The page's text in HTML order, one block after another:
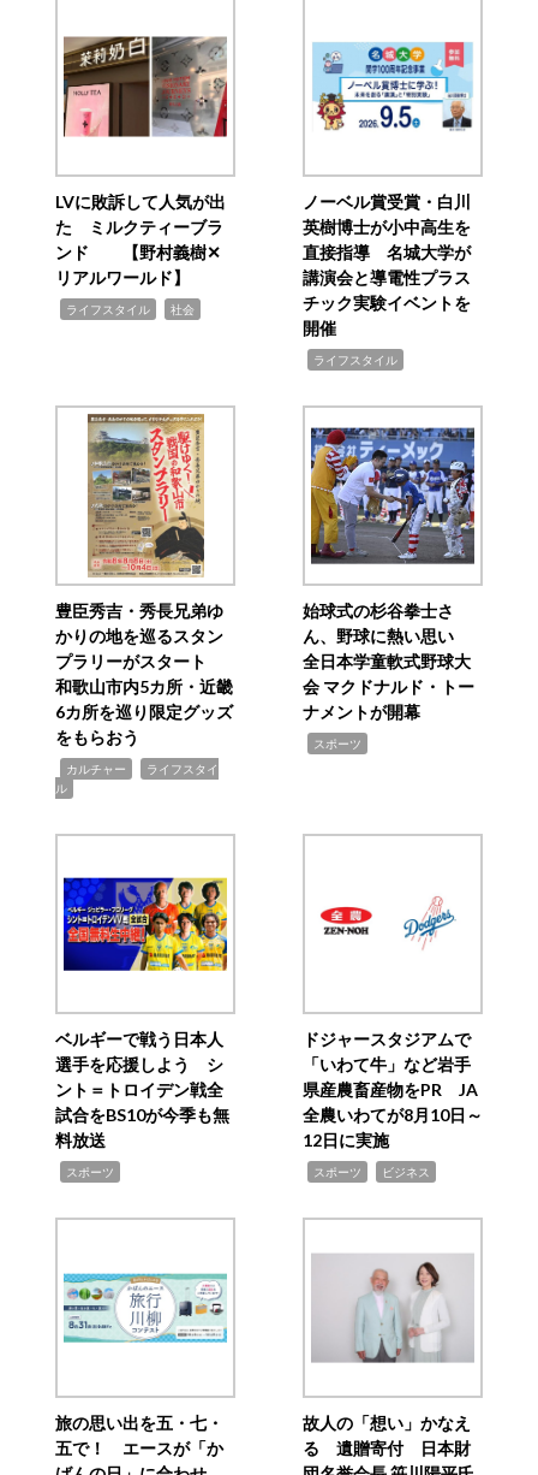
LVに敗訴して人気が出
た ミルクティーブラ
ンド 【野村義樹✕
リアルワールド】
ライフスタイル 社会
ノーベル賞受賞・白川
英樹博士が小中高生を
直接指導 名城大学が
講演会と導電性プラス
チック実験イベントを
開催
ライフスタイル
豊臣秀吉・秀長兄弟ゆ
かりの地を巡るスタン
プラリーがスタート
和歌山市内5カ所・近畿
6カ所を巡り限定グッズ
をもらおう
カルチャー
ライフスタイ
ル
始球式の杉谷拳士さ
ん、野球に熱い思い
全日本学童軟式野球大
会 マクドナルド・トー
ナメントが開幕
スポーツ
ベルギーで戦う日本人
選手を応援しよう シ
ント＝トロイデン戦全
試合をBS10が今季も無
料放送
スポーツ
ドジャースタジアムで
「いわて牛」など岩手
県産農畜産物をPR JA
全農いわてが8月10日～
12日に実施
スポーツ ビジネス
旅の思い出を五・七・
五で！ エースが「か
故人の「想い」かなえ
る 遺贈寄付 日本財